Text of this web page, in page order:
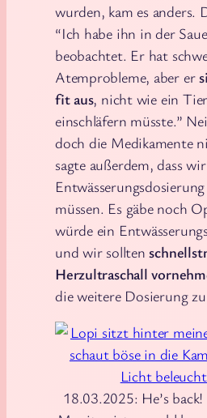
wurden, kam es anders.
“Ich habe ihn in der
beobachtet. Er hat
Atemprobleme, aber er
fit aus, nicht wie ein
einschläfern müsste.”
doch die Medikamente
sagte außerdem, dass
müssen. Es gäbe noch
würde ein
und wir sollten
Herzultraschall
die weitere Dosierung zu
18.03.2025: He’s